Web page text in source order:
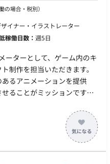
の場合・税別）
イナー・イラストレーター
稼働日数： 週5日
ーターとして、ゲーム内のキ
制作を担当いただきます。
るアニメーションを提供
ることがミッションです。
等を用いたエフェクト素材
）の制作 ・「ディズニーの
いた高品質な動きの付け込み
（週20時間以上のため、社会